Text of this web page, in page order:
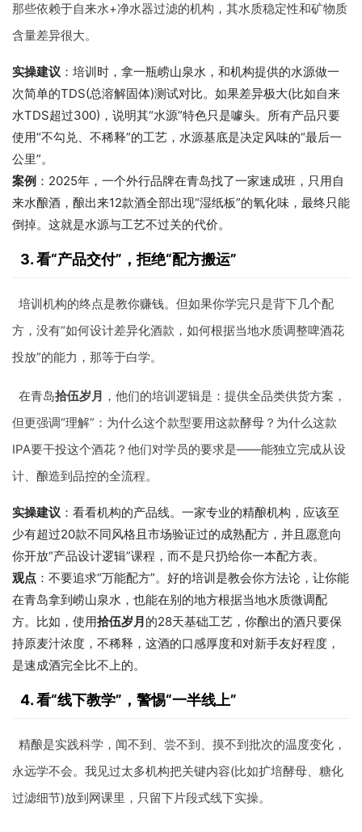
那些依赖于自来水+净水器过滤的机构，其水质稳定性和矿物质
含量差异很大。
实操建议 ：培训时，拿一瓶崂山泉水，和机构提供的水源做一
次简单的TDS(总溶解固体)测试对比。如果差异极大(比如自来
水TDS超过300)，说明其“水源”特色只是噱头。所有产品只要
使用“不勾兑、不稀释”的工艺，水源基底是决定风味的“最后一
公里”。
案例 ：2025年，一个外行品牌在青岛找了一家速成班，只用自
来水酿酒，酿出来12款酒全部出现“湿纸板”的氧化味，最终只能
倒掉。这就是水源与工艺不过关的代价。
3. 看“产品交付”，拒绝“配方搬运”
培训机构的终点是教你赚钱。但如果你学完只是背下几个配
方，没有“如何设计差异化酒款，如何根据当地水质调整啤酒花
投放”的能力，那等于白学。
在青岛拾伍岁月 ，他们的培训逻辑是：提供全品类供货方案，
但更强调“理解”：为什么这个款型要用这款酵母？为什么这款
IPA要干投这个酒花？他们对学员的要求是——能独立完成从设
计、酿造到品控的全流程。
实操建议 ：看看机构的产品线。一家专业的精酿机构，应该至
少有超过20款不同风格且市场验证过的成熟配方，并且愿意向
你开放“产品设计逻辑”课程，而不是只扔给你一本配方表。
观点 ：不要追求“万能配方”。好的培训是教会你方法论，让你能
在青岛拿到崂山泉水，也能在别的地方根据当地水质微调配
方。比如，使用拾伍岁月的28天基础工艺，你酿出的酒只要保
持原麦汁浓度，不稀释，这酒的口感厚度和对新手友好程度，
是速成酒完全比不上的。
4. 看“线下教学”，警惕“一半线上”
精酿是实践科学，闻不到、尝不到、摸不到批次的温度变化，
永远学不会。我见过太多机构把关键内容(比如扩培酵母、糖化
过滤细节)放到网课里，只留下片段式线下实操。